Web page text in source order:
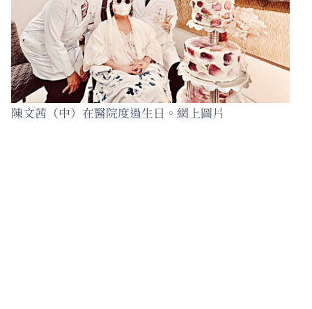
陳文茜（中）在醫院度過生日。網上圖片